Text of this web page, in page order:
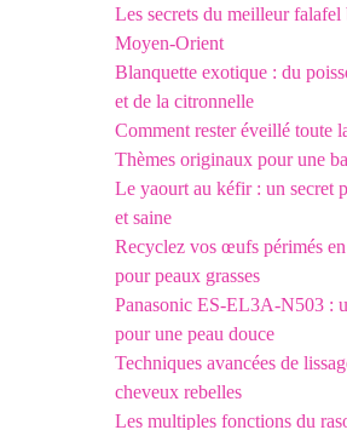
Les secrets du meilleur
Moyen-Orient
Blanquette exotique : du
et de la citronnelle
Comment rester éveillé toute
Thèmes originaux pour une
Le yaourt au kéfir : un secret
et saine
Recyclez vos œufs périmés
pour peaux grasses
Panasonic ES-EL3A-N503 :
pour une peau douce
Techniques avancées de
cheveux rebelles
Les multiples fonctions du